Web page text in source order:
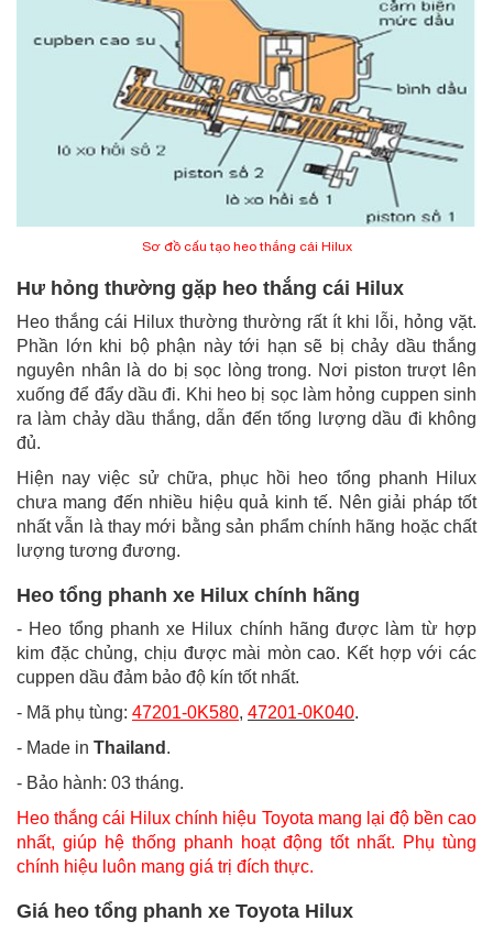
Sơ đồ cấu tạo heo thắng cái Hilux
Hư hỏng thường gặp heo thắng cái Hilux
Heo thắng cái Hilux thường thường rất ít khi lỗi, hỏng vặt.
Phần lớn khi bộ phận này tới hạn sẽ bị chảy dầu thắng
nguyên nhân là do bị sọc lòng trong. Nơi piston trượt lên
xuống để đẩy dầu đi. Khi heo bị sọc làm hỏng cuppen sinh
ra làm chảy dầu thắng, dẫn đến tống lượng dầu đi không
đủ.
Hiện nay việc sử chữa, phục hồi heo tổng phanh Hilux
chưa mang đến nhiều hiệu quả kinh tế. Nên giải pháp tốt
nhất vẫn là thay mới bằng sản phẩm chính hãng hoặc chất
lượng tương đương.
Heo tổng phanh xe Hilux chính hãng
- Heo tổng phanh xe Hilux chính hãng được làm từ hợp
kim đặc chủng, chịu được mài mòn cao. Kết hợp với các
cuppen dầu đảm bảo độ kín tốt nhất.
- Mã phụ tùng: 47201-0K580, 47201-0K040.
- Made in Thailand .
- Bảo hành: 03 tháng.
Heo thắng cái Hilux chính hiệu Toyota mang lại độ bền cao
nhất, giúp hệ thống phanh hoạt động tốt nhất. Phụ tùng
chính hiệu luôn mang giá trị đích thực.
Giá heo tổng phanh xe Toyota Hilux